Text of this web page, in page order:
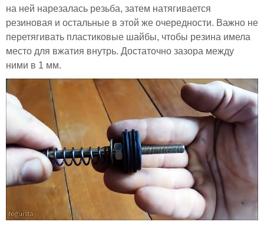
на ней нарезалась резьба, затем натягивается
резиновая и остальные в этой же очередности. Важно не
перетягивать пластиковые шайбы, чтобы резина имела
место для вжатия внутрь. Достаточно зазора между
ними в 1 мм.